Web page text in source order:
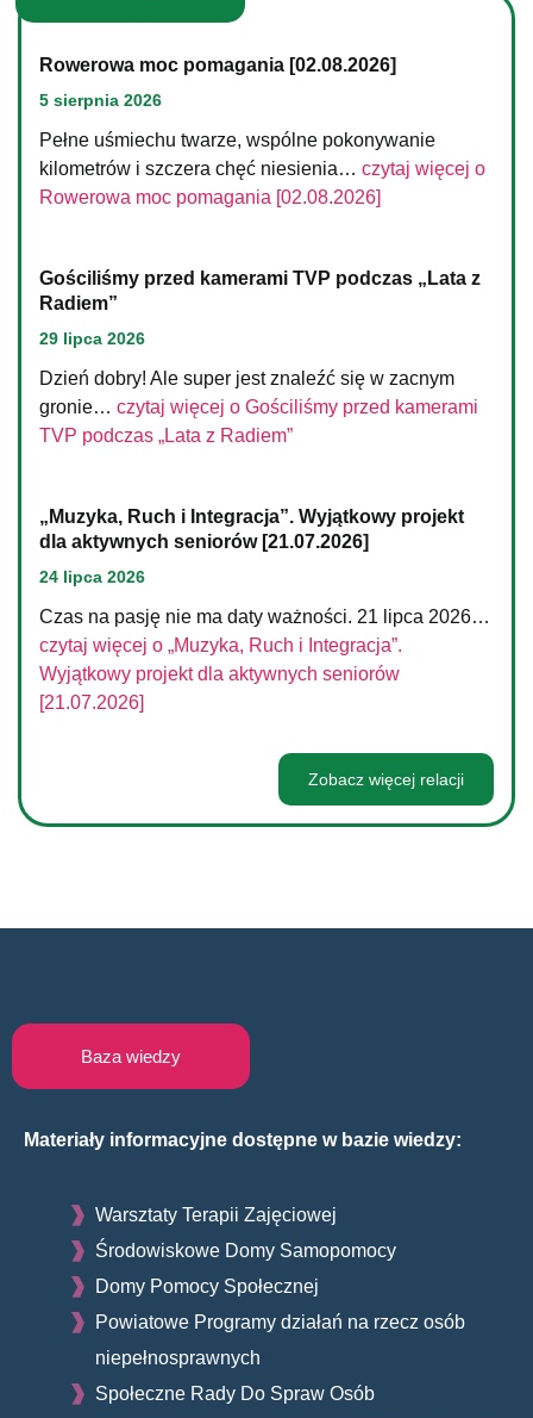
Rowerowa moc pomagania [02.08.2026]
5 sierpnia 2026
Pełne uśmiechu twarze, wspólne pokonywanie
kilometrów i szczera chęć niesienia… czytaj więcej o
Rowerowa moc pomagania [02.08.2026]
Gościliśmy przed kamerami TVP podczas „Lata z
Radiem”
29 lipca 2026
Dzień dobry! Ale super jest znaleźć się w zacnym
gronie… czytaj więcej o Gościliśmy przed kamerami
TVP podczas „Lata z Radiem”
„Muzyka, Ruch i Integracja”. Wyjątkowy projekt
dla aktywnych seniorów [21.07.2026]
24 lipca 2026
Czas na pasję nie ma daty ważności. 21 lipca 2026…
czytaj więcej o „Muzyka, Ruch i Integracja”.
Wyjątkowy projekt dla aktywnych seniorów
[21.07.2026]
Zobacz więcej relacji
Baza wiedzy
Materiały informacyjne dostępne w bazie wiedzy:
Warsztaty Terapii Zajęciowej
Środowiskowe Domy Samopomocy
Domy Pomocy Społecznej
Powiatowe Programy działań na rzecz osób
niepełnosprawnych
Społeczne Rady Do Spraw Osób